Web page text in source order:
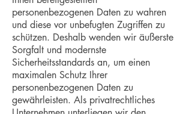
personenbezogenen Daten zu wahren
und diese vor unbefugten Zugriffen zu
schützen. Deshalb wenden wir äußerste
Sorgfalt und modernste
Sicherheitsstandards an, um einen
maximalen Schutz Ihrer
personenbezogenen Daten zu
gewährleisten. Als privatrechtliches